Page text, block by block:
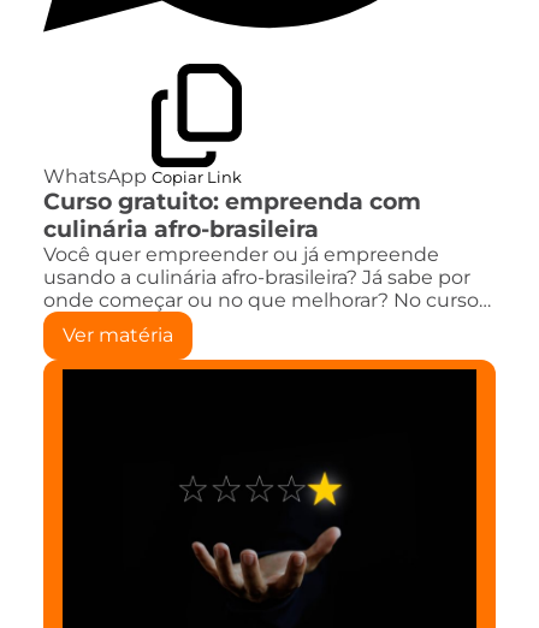
WhatsApp Copiar Link
Curso gratuito: empreenda com
culinária afro-brasileira
Você quer empreender ou já empreende
usando a culinária afro-brasileira? Já sabe por
onde começar ou no que melhorar? No curso…
Ver matéria